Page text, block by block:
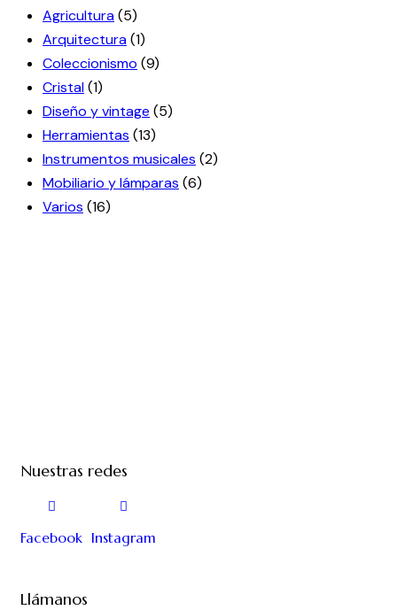
Agricultura(5)
Arquitectura(1)
Coleccionismo (9)
Cristal(1)
Diseño y vintage (5)
Herramientas (13)
Instrumentos musicales (2)
Mobiliario y lámparas (6)
Varios (16)
Nuestras redes
Facebook Instagram
Llámanos